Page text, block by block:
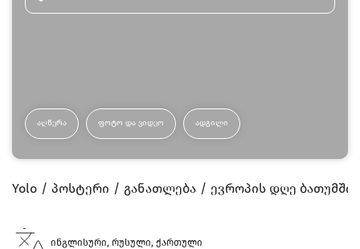
ᲐᲦᲬᲔᲠᲐ ᲤᲝᲢᲝ ᲓᲐ ᲕᲘᲓᲔᲝ ᲐᲓᲒᲘᲚᲘ
Yolo პოსტერი განათლება ევროპის დღე ბათუმში
ინგლისური, რუსული, ქართული